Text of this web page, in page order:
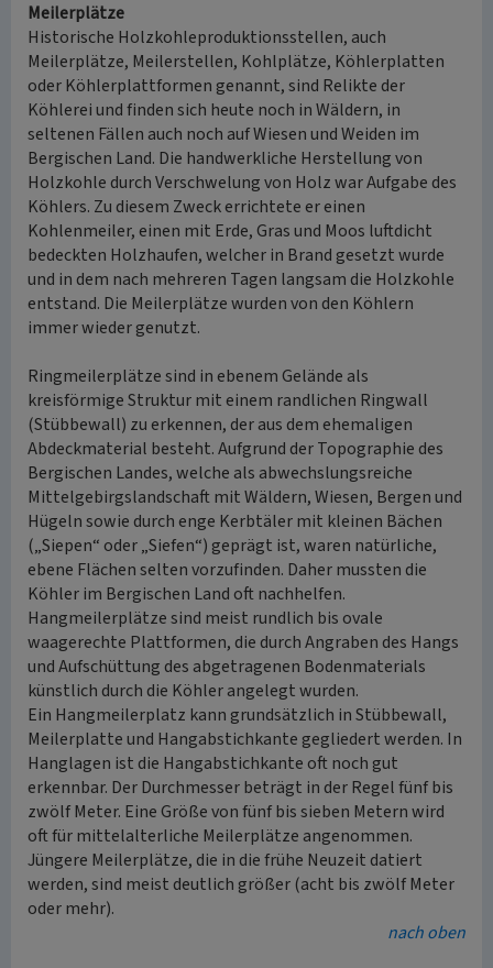
Meilerplätze
Historische Holzkohleproduktionsstellen, auch
Meilerplätze, Meilerstellen, Kohlplätze, Köhlerplatten
oder Köhlerplattformen genannt, sind Relikte der
Köhlerei und finden sich heute noch in Wäldern, in
seltenen Fällen auch noch auf Wiesen und Weiden im
Bergischen Land. Die handwerkliche Herstellung von
Holzkohle durch Verschwelung von Holz war Aufgabe des
Köhlers. Zu diesem Zweck errichtete er einen
Kohlenmeiler, einen mit Erde, Gras und Moos luftdicht
bedeckten Holzhaufen, welcher in Brand gesetzt wurde
und in dem nach mehreren Tagen langsam die Holzkohle
entstand. Die Meilerplätze wurden von den Köhlern
immer wieder genutzt.
Ringmeilerplätze sind in ebenem Gelände als
kreisförmige Struktur mit einem randlichen Ringwall
(Stübbewall) zu erkennen, der aus dem ehemaligen
Abdeckmaterial besteht. Aufgrund der Topographie des
Bergischen Landes, welche als abwechslungsreiche
Mittelgebirgslandschaft mit Wäldern, Wiesen, Bergen und
Hügeln sowie durch enge Kerbtäler mit kleinen Bächen
(„Siepen“ oder „Siefen“) geprägt ist, waren natürliche,
ebene Flächen selten vorzufinden. Daher mussten die
Köhler im Bergischen Land oft nachhelfen.
Hangmeilerplätze sind meist rundlich bis ovale
waagerechte Plattformen, die durch Angraben des Hangs
und Aufschüttung des abgetragenen Bodenmaterials
künstlich durch die Köhler angelegt wurden.
Ein Hangmeilerplatz kann grundsätzlich in Stübbewall,
Meilerplatte und Hangabstichkante gegliedert werden. In
Hanglagen ist die Hangabstichkante oft noch gut
erkennbar. Der Durchmesser beträgt in der Regel fünf bis
zwölf Meter. Eine Größe von fünf bis sieben Metern wird
oft für mittelalterliche Meilerplätze angenommen.
Jüngere Meilerplätze, die in die frühe Neuzeit datiert
werden, sind meist deutlich größer (acht bis zwölf Meter
oder mehr).
nach oben